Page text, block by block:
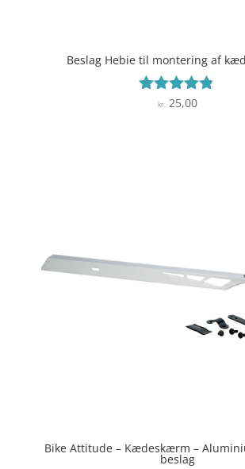
Beslag Hebie til montering af
Vurderet
kr.25,00
Bike Attitude – Kædeskærm –
beslag